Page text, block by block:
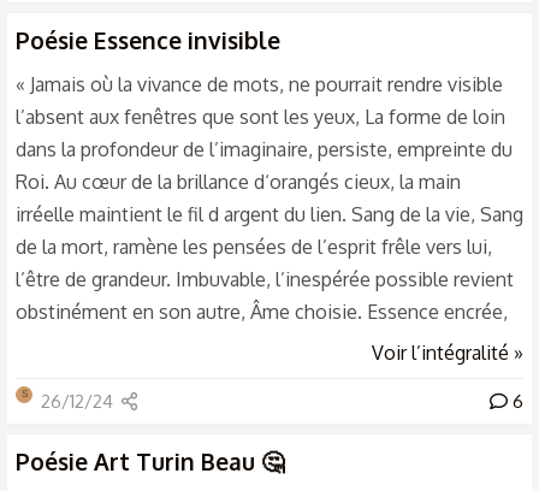
de tolérance, à être ouverte et bienveillante...
Poésie Essence invisible
« Jamais où la vivance de mots, ne pourrait rendre visible
l’absent aux fenêtres que sont les yeux, La forme de loin
dans la profondeur de l’imaginaire, persiste, empreinte du
Roi. Au cœur de la brillance d‘orangés cieux, la main
irréelle maintient le fil d argent du lien. Sang de la vie, Sang
de la mort, ramène les pensées de l’esprit frêle vers lui,
l’être de grandeur. Imbuvable, l’inespérée possible revient
obstinément en son autre, Âme choisie. Essence encrée,
lettres fantomatiques dans l’âtre conservées, en l
éternité enfoui dans un cœur de cendre, consomme sans
préserve l’ambroisie, aura de l’éternel esprit...
Voir l’intégralité »
S 26/12/24 6
Poésie Art Turin Beau 🤔